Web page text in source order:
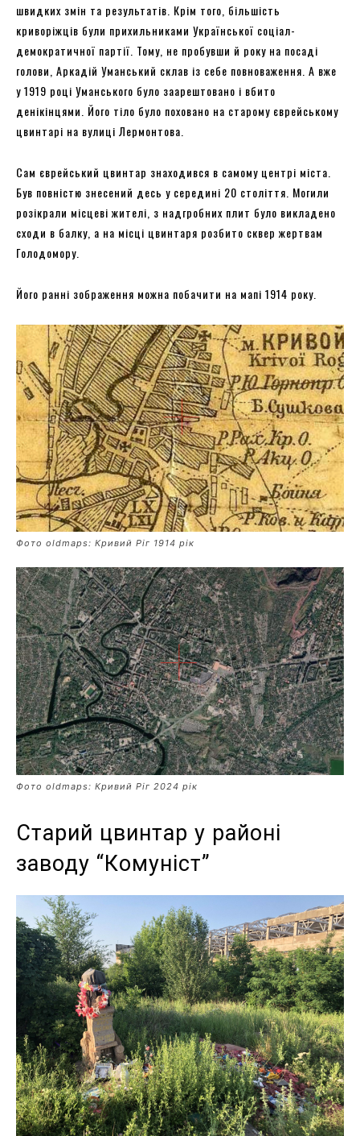
швидких змін та результатів. Крім того, більшість
криворіжців були прихильниками Української соціал-
демократичної партії. Тому, не пробувши й року на посаді
голови, Аркадій Уманський склав із себе повноваження. А вже
у 1919 році Уманського було заарештовано і вбито
денікінцями. Його тіло було поховано на старому єврейському
цвинтарі на вулиці Лермонтова.
Сам єврейський цвинтар знаходився в самому центрі міста.
Був повністю знесений десь у середині 20 століття. Могили
розікрали місцеві жителі, з надгробних плит було викладено
сходи в балку, а на місці цвинтаря розбито сквер жертвам
Голодомору.
Його ранні зображення можна побачити на мапі 1914 року.
Фото oldmaps: Кривий Ріг 1914 рік
Фото oldmaps: Кривий Ріг 2024 рік
Старий цвинтар у районі
заводу “Комуніст”